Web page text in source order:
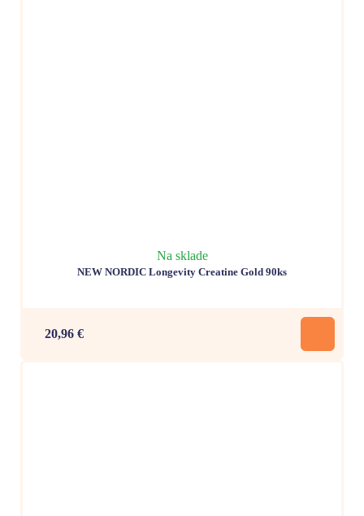
Na sklade
NEW NORDIC Longevity Creatine Gold 90ks
20,96 €